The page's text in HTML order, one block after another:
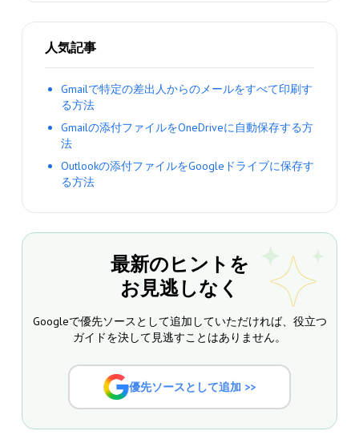
人気記事
Gmailで特定の差出人からのメールをすべて印刷す
る方法
Gmailの添付ファイルをOneDriveに自動保存する方
法
Outlookの添付ファイルをGoogleドライブに保存す
る方法
最新のヒントを
お見逃しなく
Googleで優先ソースとして追加していただければ、役立つ
ガイドを決して見逃すことはありません。
優先ソースとして追加 >>